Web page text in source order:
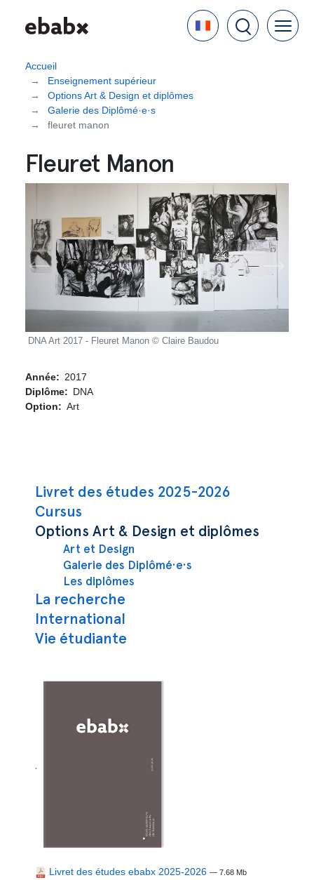
contenu
Language
Accueil
Enseignement supérieur
Options Art & Design et diplômes
Galerie des Diplômé·e·s
fleuret manon
Navigation principale
Livret des études 2025-2026
Cursus
Options Art & Design et diplômes
Art et Design
Galerie des Diplômé·e·s
Les diplômes
La recherche
International
Vie étudiante
.
Livret des études ebabx 2025-2026 — 7.68 Mb
Fleuret Manon
DNA Art 2017 - Fleuret Manon © Claire Baudou
Année
2017
Diplôme
DNA
Option
Art